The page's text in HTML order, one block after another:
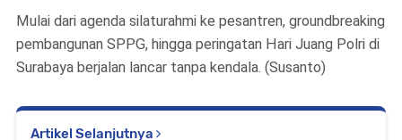
Mulai dari agenda silaturahmi ke pesantren, groundbreaking
pembangunan SPPG, hingga peringatan Hari Juang Polri di
Surabaya berjalan lancar tanpa kendala. (Susanto)
Artikel Selanjutnya